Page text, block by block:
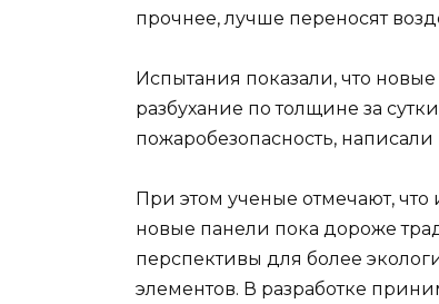
прочнее, лучше переносят
Испытания показали, что
разбухание по толщине за
пожаробезопасность,
При этом ученые отмечают, что
новые панели пока дороже
перспективы для более
элементов. В разработке